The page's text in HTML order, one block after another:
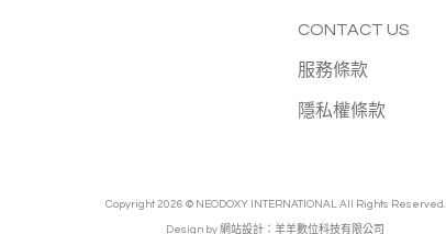
CONTACT US
服務條款
隱私權條款
Copyright 2026 © NEODOXY INTERNATIONAL All Rights Reserved.
Design by 網站設計：羊羊數位科技有限公司